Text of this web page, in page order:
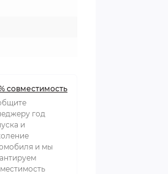
совместимость
год
и
и мы